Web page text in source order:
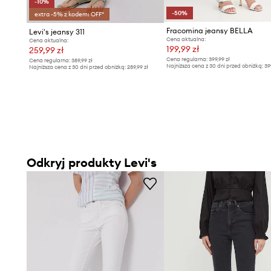
extra -5% z kodem: OFF*
Levi's jeansy 311
Cena aktualna:
259,99 zł
Cena regularna: 389,99 zł
Najniższa cena z 30 dni przed obniżką: 289,99 zł
-50%
Fracomina jeansy BELLA
Cena aktualna:
199,99 zł
Cena regularna:399,99 zł
Najniższa cena z 30 dni przed obniżką:
Odkryj produkty Levi's